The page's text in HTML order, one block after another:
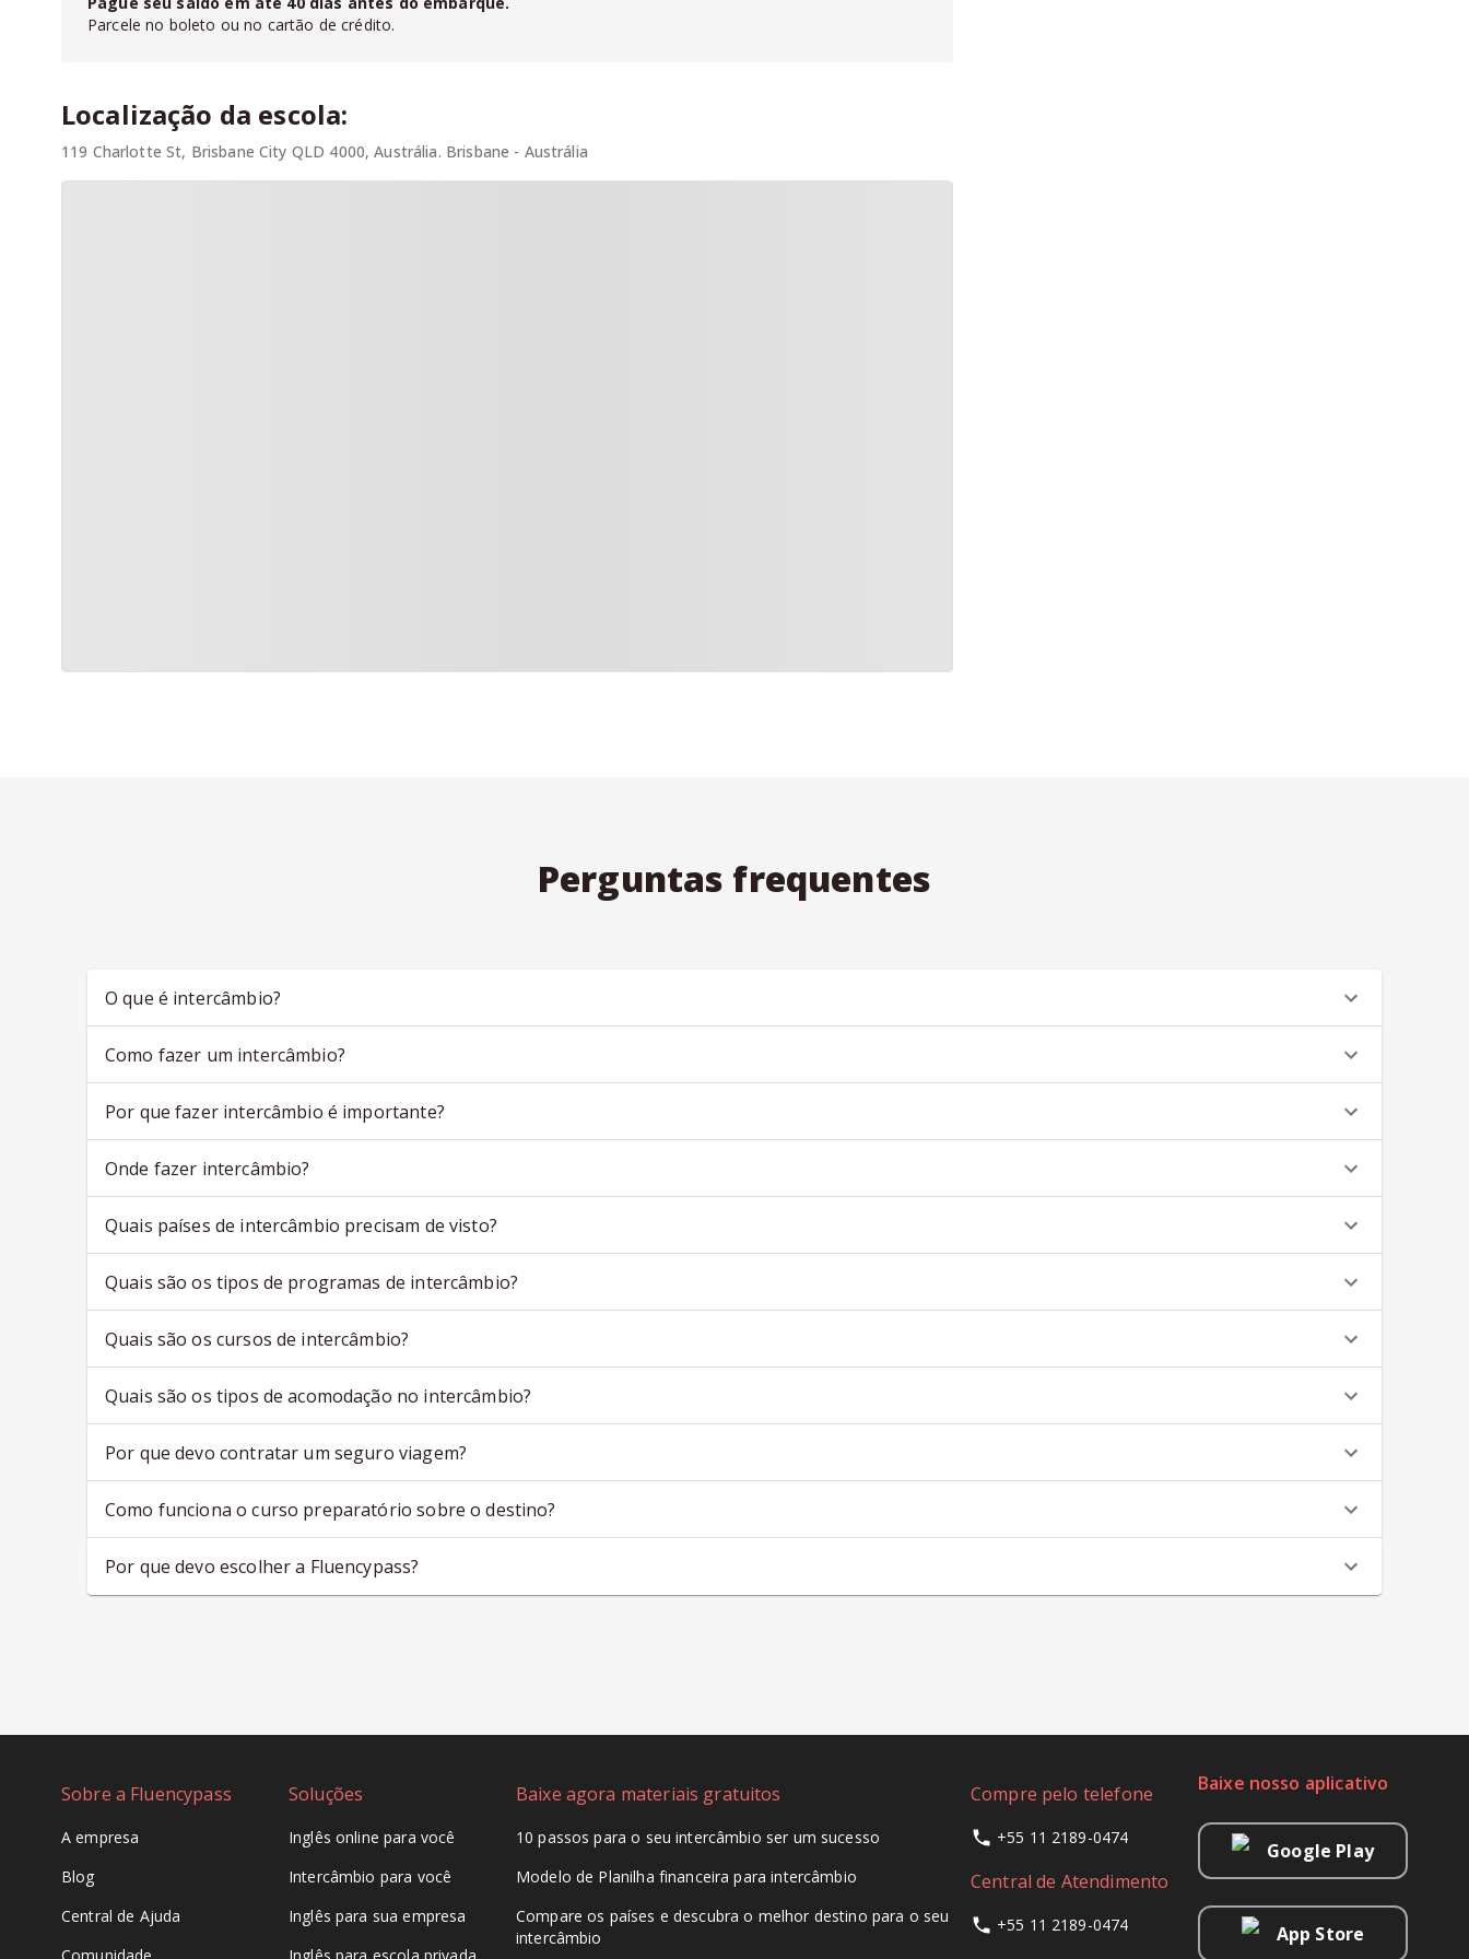
Fluencypassvocê pode fazer seu orçamento online, comparar as
Parcele no boleto ou no cartão de crédito.
Localização da escola:
119 Charlotte St, Brisbane City QLD 4000, Austrália. Brisbane - Austrália
Perguntas frequentes
O que é intercâmbio?
Como fazer um intercâmbio?
Por que fazer intercâmbio é importante?
Onde fazer intercâmbio?
Quais países de intercâmbio precisam de visto?
Quais são os tipos de programas de intercâmbio?
Quais são os cursos de intercâmbio?
Quais são os tipos de acomodação no intercâmbio?
Por que devo contratar um seguro viagem?
Como funciona o curso preparatório sobre o destino?
Por que devo escolher a Fluencypass?
Sobre a Fluencypass
A empresa
Blog
Central de Ajuda
Soluções
Inglês online para você
Intercâmbio para você
Inglês para sua empresa
Baixe agora materiais gratuitos
10 passos para o seu intercâmbio ser um sucesso
Modelo de Planilha financeira para intercâmbio
Compare os países e descubra o melhor destino para o seu
intercâmbio
Compre pelo telefone
+55 11 2189-0474
Central de Atendimento
+55 11 2189-0474
Baixe nosso aplicativo
Google Play
App Store